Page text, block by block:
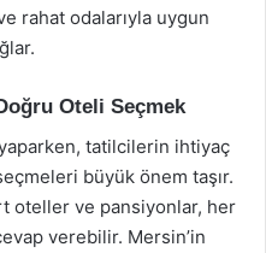
rahat odalarıyla uygun
Oteli Seçmek
tatilcilerin ihtiyaç
büyük önem taşır.
oteller ve pansiyonlar, her
verebilir. Mersin’in